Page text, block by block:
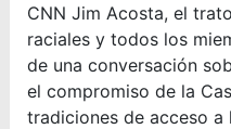
CNN Jim Acosta, el
raciales y todos los
de una conversación
el compromiso de la
tradiciones de acceso a